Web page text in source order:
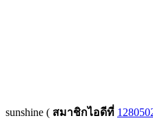
sunshine ( สมาชิกไอดีที่